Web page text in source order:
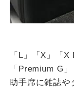
「L」「X」「X
「Premium G
助手席に雑誌や